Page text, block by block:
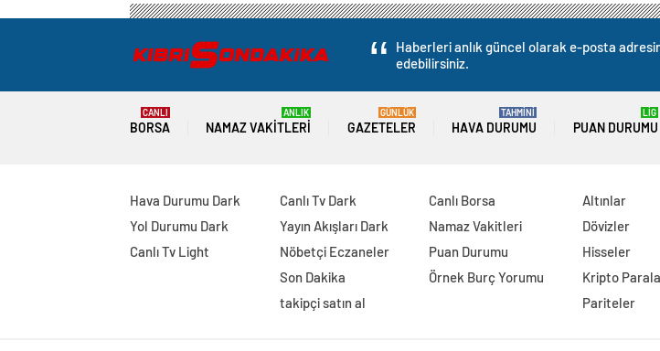
Haberleri anlık güncel olarak e-posta
edebilirsiniz.
BORSA
CANLI
NAMAZ VAKITLERI
ANLIK
GAZETELER
GÜNLÜK
HAVA DURUMU
TAHMİNİ
PUAN DURUMU
LİG
Hava Durumu Dark
Yol Durumu Dark
Canlı Tv Light
Canlı Tv Dark
Yayın Akışları Dark
Nöbetçi Eczaneler
Son Dakika
takipçi satın al
Canlı Borsa
Namaz Vakitleri
Puan Durumu
Örnek Burç Yorumu
Altınlar
Dövizler
Hisseler
Kripto
Pariteler